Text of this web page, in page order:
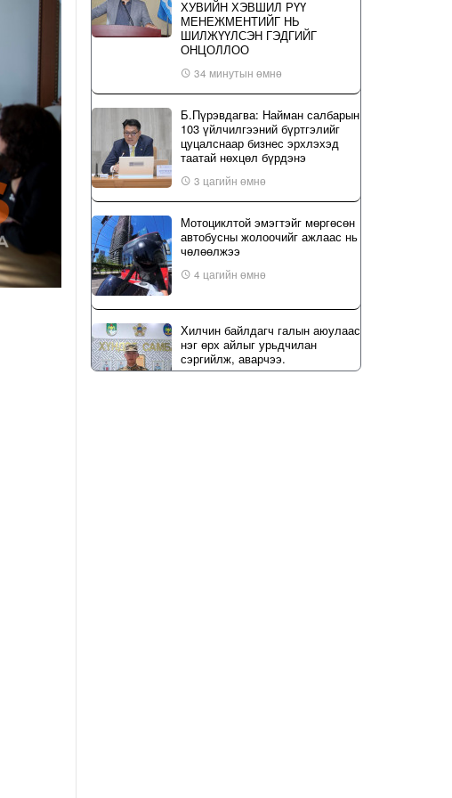
ХУВИЙН ХЭВШИЛ РҮҮ
МЕНЕЖМЕНТИЙГ НЬ
ШИЛЖҮҮЛСЭН ГЭДГИЙГ
ОНЦОЛЛОО
34 минутын өмнө
Б.Пүрэвдагва: Найман салбарын
103 үйлчилгээний бүртгэлийг
цуцалснаар бизнес эрхлэхэд
таатай нөхцөл бүрдэнэ
3 цагийн өмнө
Мотоциклтой эмэгтэйг мөргөсөн
автобусны жолоочийг ажлаас нь
чөлөөлжээ
4 цагийн өмнө
Хилчин байлдагч галын аюулаас
нэг өрх айлыг урьдчилан
сэргийлж, аварчээ.